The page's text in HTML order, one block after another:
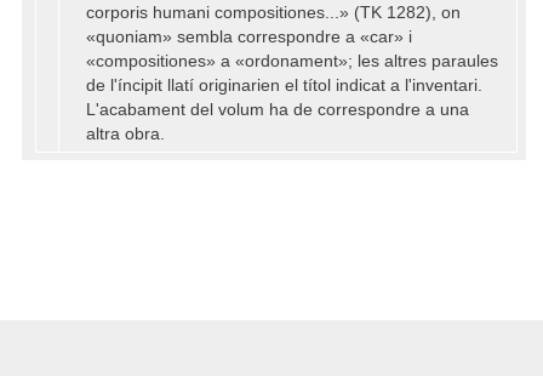
corporis humani compositiones...» (TK 1282), on
«quoniam» sembla correspondre a «car» i
«compositiones» a «ordonament»; les altres paraules
de l'íncipit llatí originarien el títol indicat a l'inventari.
L'acabament del volum ha de correspondre a una
altra obra.